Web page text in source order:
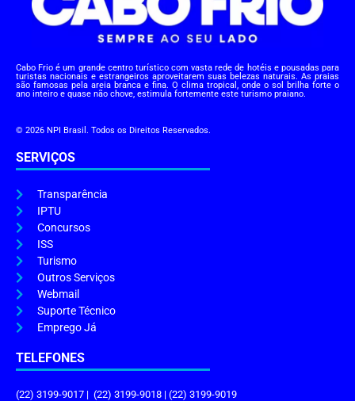
Cabo Frio é um grande centro turístico com vasta rede de hotéis e pousadas para
turistas nacionais e estrangeiros aproveitarem suas belezas naturais. As praias
são famosas pela areia branca e fina. O clima tropical, onde o sol brilha forte o
ano inteiro e quase não chove, estimula fortemente este turismo praiano.
© 2026 NPI Brasil. Todos os Direitos Reservados.
SERVIÇOS
Transparência
IPTU
Concursos
ISS
Turismo
Outros Serviços
Webmail
Suporte Técnico
Emprego Já
TELEFONES
(22) 3199-9017 | (22) 3199-9018 | (22) 3199-9019